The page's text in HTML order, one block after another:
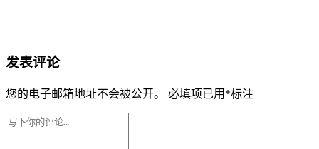
发表评论
您的电子邮箱地址不会被公开。 必填项已用 *标注